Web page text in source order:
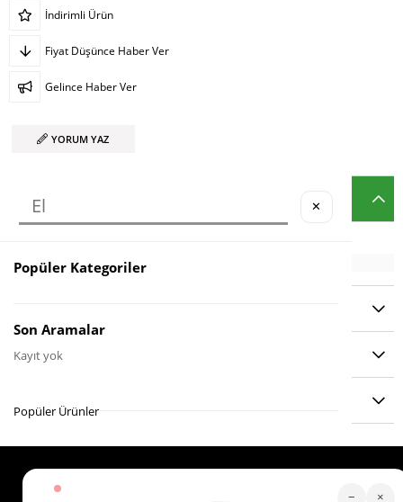
İndirimli Ürün
Fiyat Düşünce Haber Ver
Gelince Haber Ver
YORUM YAZ
ÜRÜN ÖZELLIKLERI
ÖDEME SEÇENEKLERI
− ×
✕
Popüler Kategoriler
Son Aramalar
Kayıt yok
Popüler Ürünler